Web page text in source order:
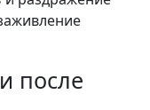
после